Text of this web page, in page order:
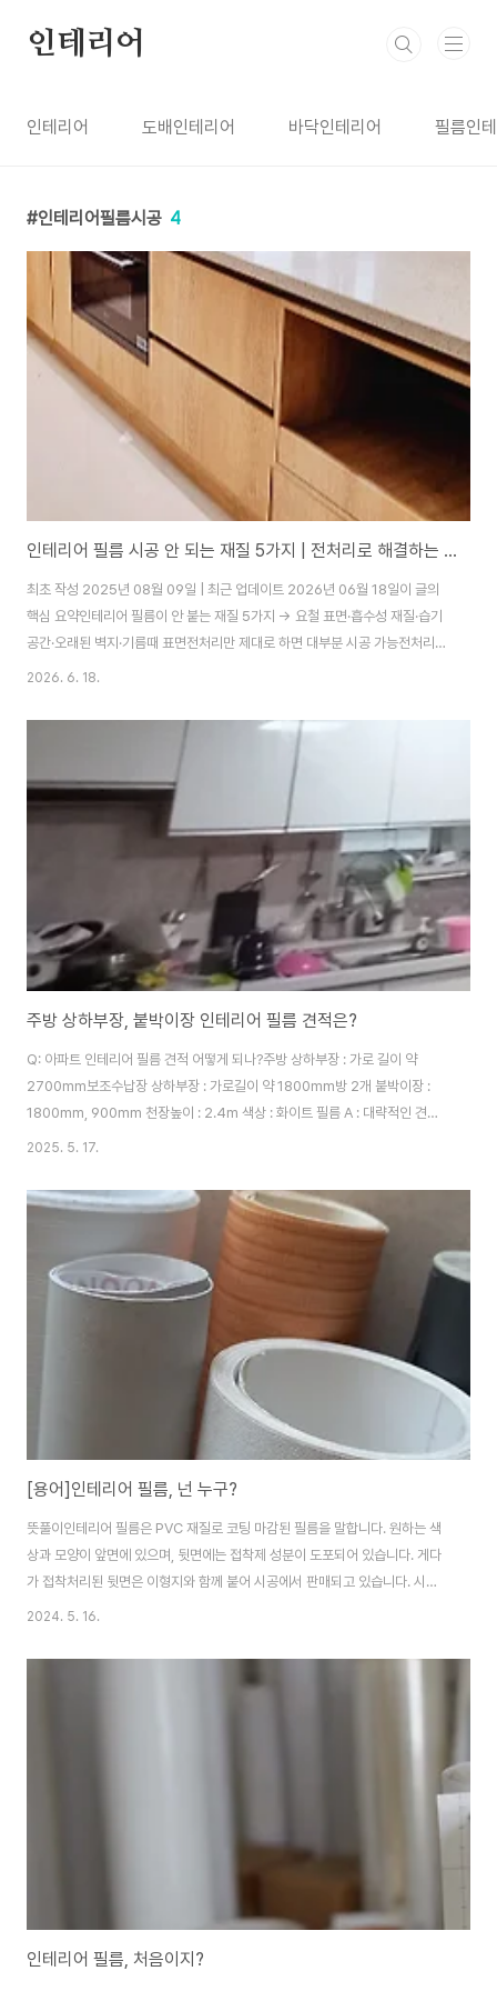
인테리어
인테리어 도배인테리어 바닥인테리어 필름인
인테리어필름시공 4
인테리어 필름 시공 안 되는 재질 5가지 | 전처리로 해결하는 방법
최초 작성 2025년 08월 09일 | 최근 업데이트 2026년 06월 18일이 글의
핵심 요약인테리어 필름이 안 붙는 재질 5가지 → 요철 표면·흡수성 재질·습기
공간·오래된 벽지·기름때 표면전처리만 제대로 하면 대부분 시공 가능전처리
누락 시 → 들뜸·기포·박리 하자 발생인테리어 필름은 하루 만에 분위기를 바꿀
질에 붙이면 안 되는지, 그리고 전처리로 어떻게 해결하는지 현장 경험으로 정
기간 시공, 먼지·소음 최소화디자인 다양 — 원목·대리석·패브릭·메탈 텍스처까
지 표현 가능비용 절감 — 전체 리모델링의 30~50% 수준 비용유지관리 쉬움
2026. 6. 18.
주방 상하부장, 붙박이장 인테리어 필름 견적은?
Q: 아파트 인테리어 필름 견적 어떻게 되나?주방 상하부장 : 가로 길이 약
2700mm보조수납장 상하부장 : 가로길이 약 1800mm방 2개 붙박이장 :
1800mm, 900mm 천장높이 : 2.4m 색상 : 화이트 필름 A : 대략적인 견적,
280 ~ 450만원 붙박이장의 경우 높이가 면적에 직접적인 영향을 미치므로
로 나뉘어 높이가 다르지만, 벽면 전체 높이가 2400mm라는 전제로 다시 대
략적인 견적 범위를 말씀드리겠습니다. 높이 2400mm를 고려한 주방 상하부
장 및 보조수납장, 그리고 붙박이장 필름 시공의 대략적인 견적 범위는 약 280
만원 ~ 450만원 이상으로 예상됩니다. 세부적으로는 다음과 같이 산정될 수
2025. 5. 17.
[용어]인테리어 필름, 넌 누구?
뜻풀이인테리어 필름은 PVC 재질로 코팅 마감된 필름을 말합니다. 원하는 색
상과 모양이 앞면에 있으며, 뒷면에는 접착제 성분이 도포되어 있습니다. 게다
가 접착처리된 뒷면은 이형지와 함께 붙어 시공에서 판매되고 있습니다. 시공
을 할 때에는 이형지를 제거하고 풀칠된 벽지처럼 붙이면 됩니다. 벽지는 건조
됩니다. 관련사진 이점재단과 동시에 바로 시공이 됩니다. 재단하기 전에 프라
임을 피접착면에 도포를 합니다. 충분한 건조시간 확보로 필름 시공 품질을 높
2024. 5. 16.
인테리어 필름, 처음이지?